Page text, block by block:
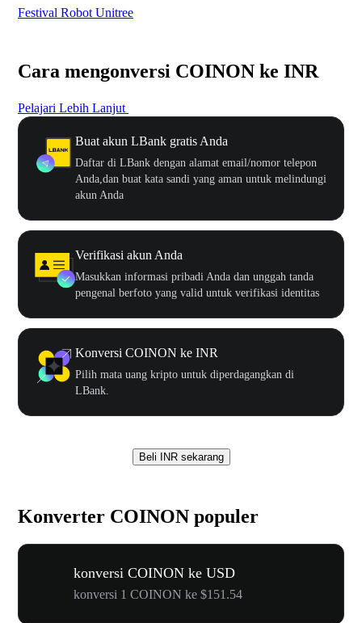
Festival Robot Unitree
Cara mengonversi COINON ke INR
Pelajari Lebih Lanjut
Buat akun LBank gratis Anda
Daftar di LBank dengan alamat email/nomor telepon
Anda,dan buat kata sandi yang aman untuk melindungi
akun Anda
Verifikasi akun Anda
Masukkan informasi pribadi Anda dan unggah tanda
pengenal berfoto yang valid untuk verifikasi identitas
Konversi COINON ke INR
Pilih mata uang kripto untuk diperdagangkan di
LBank.
Beli INR sekarang
Konverter COINON populer
konversi COINON ke USD
konversi 1 COINON ke $151.54